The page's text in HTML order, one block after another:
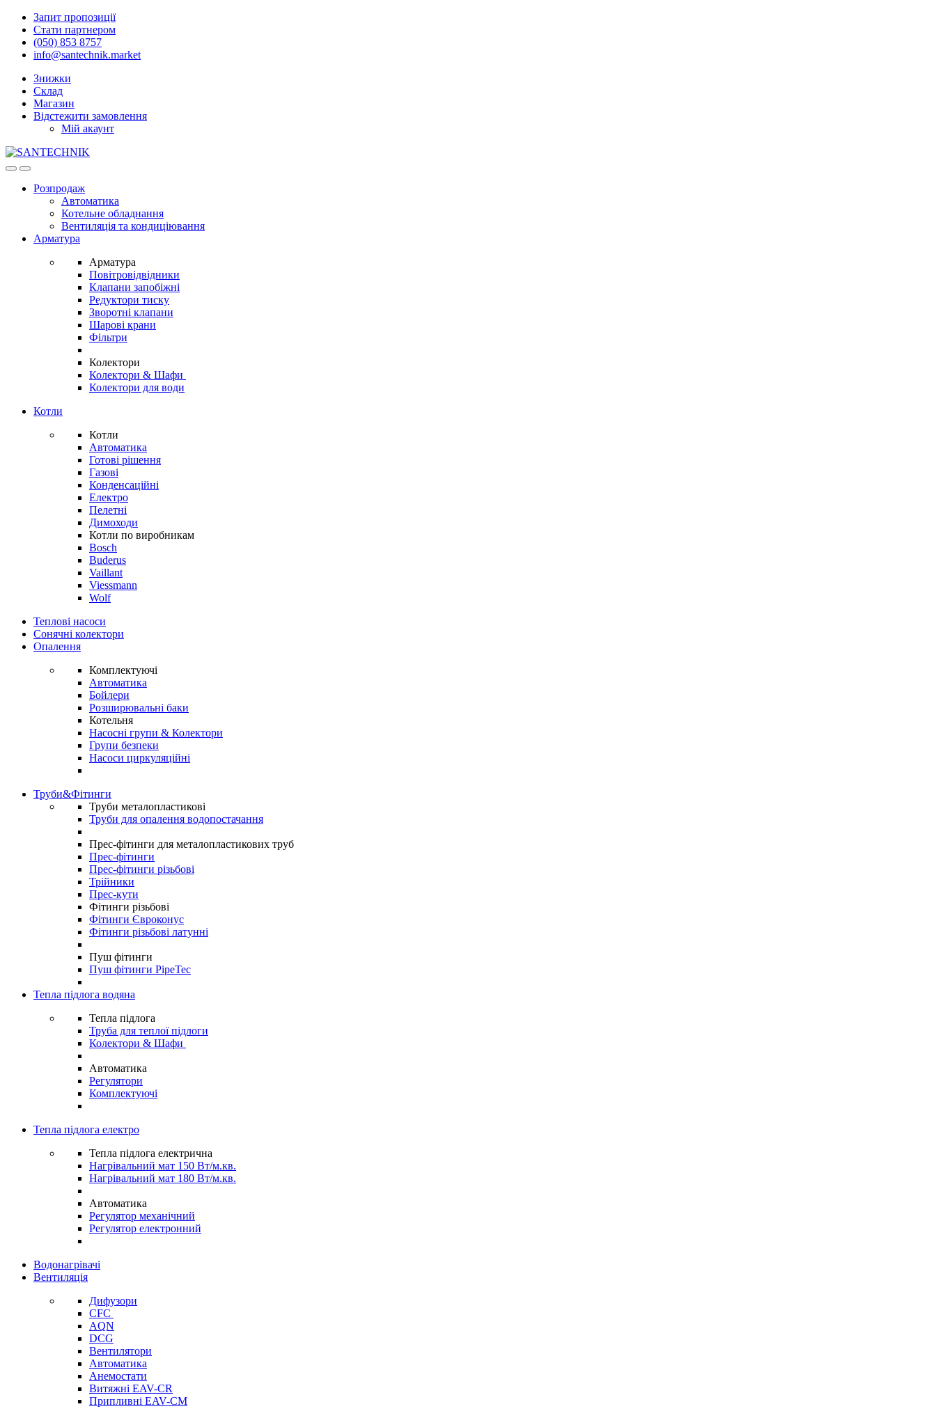
Skip
navigation
Skip
content
Запит пропозиції
Стати партнером
(050) 853 8757
info@santechnik.market
Знижки
Склад
Магазин
Відстежити замовлення
Мій акаунт
OpenClose
Розпродаж
Автоматика
Котельне обладнання
Вентиляція та кондиціювання
Арматура
Арматура
Повітровідвідники
Клапани запобіжні
Редуктори тиску
Зворотні клапани
Шарові крани
Фільтри
Колектори
Колектори & Шафи
Колектори для води
Котли
Котли
Автоматика
Готові рішення
Газові
Конденсаційні
Електро
Пелетні
Димоходи
Котли по виробникам
Bosch
Buderus
Vaillant
Viessmann
Wolf
Теплові насоси
Сонячні колектори
Опалення
Комплектуючі
Автоматика
Бойлери
Розширювальні баки
Котельня
Насосні групи & Колектори
Групи безпеки
Насоси циркуляційні
Труби&Фітинги
Труби металопластикові
Труби для опалення водопостачання
Прес-фітинги для металопластикових труб
Прес-фітинги
Прес-фітинги різьбові
Трійники
Прес-кути
Фітинги різьбові
Фітинги Євроконус
Фітинги різьбові латунні
Пуш фітинги
Пуш фітинги PipeTec
Тепла підлога водяна
Тепла підлога
Труба для теплої підлоги
Колектори & Шафи
Автоматика
Регулятори
Комплектуючі
Тепла підлога електро
Тепла підлога електрична
Нагрівальний мат 150 Вт/м.кв.
Нагрівальний мат 180 Вт/м.кв.
Автоматика
Регулятор механічний
Регулятор електронний
Водонагрівачі
Вентиляція
Дифузори
CFC
AQN
DCG
Вентилятори
Автоматика
Анемостати
Витяжні EAV-CR
Припливні EAV-CM